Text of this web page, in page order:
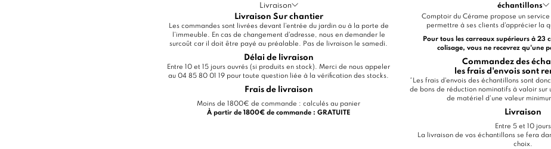
Livraison
Livraison Sur chantier
Les commandes sont livrées devant l'entrée du jardin ou à la porte de
l'immeuble. En cas de changement d'adresse, nous en demander le
surcoût car il doit être payé au préalable. Pas de livraison le samedi.
Délai de livraison
Entre 10 et 15 jours ouvrés (si produits en stock). Merci de nous appeler
au 04 85 80 01 19 pour toute question liée à la vérification des stocks.
Frais de livraison
Moins de 1800€ de commande : calculés au panier
À partir de 1800€ de commande : GRATUITE
échantillons
Comptoir du Cérame propose un
permettre à ses clients d'apprécier la
Pour tous les carreaux supérieurs à 23
colisage, vous ne recevrez qu'une
Commandez des
les frais d'envois sont
*Les frais d'envois des échantillons sont
de bons de réduction nominatifs à valoir sur
de matériel d'une valeur
Livraison
Entre 5 et 10 jours
La livraison de vos échantillons se fera
choix.